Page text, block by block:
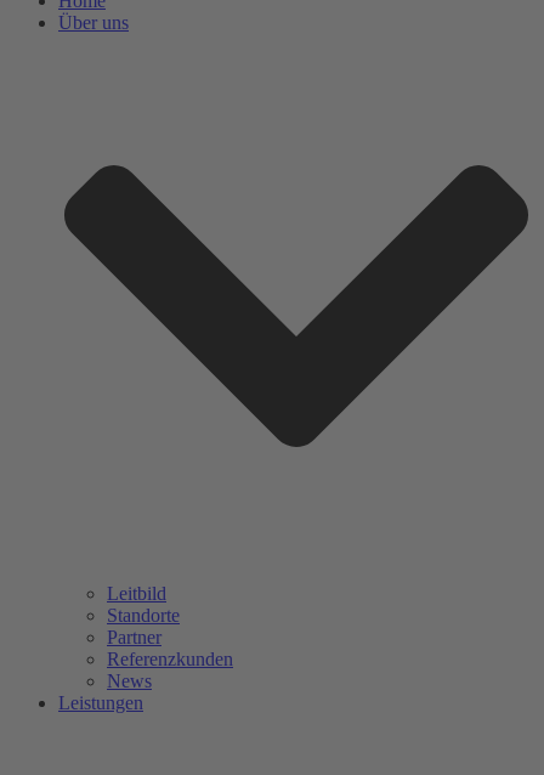
Über uns
Leitbild
Standorte
Partner
Referenzkunden
News
Leistungen